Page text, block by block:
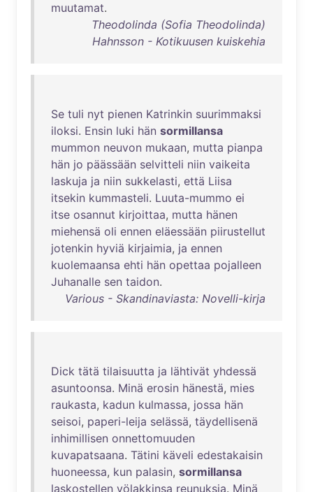
muutamat.
Theodolinda (Sofia Theodolinda)
Hahnsson - Kotikuusen kuiskehia
Se tuli nyt pienen Katrinkin suurimmaksi
iloksi. Ensin luki hän sormillansa
mummon neuvon mukaan, mutta pianpa
hän jo päässään selvitteli niin vaikeita
laskuja ja niin sukkelasti, että Liisa
itsekin kummasteli. Luuta-mummo ei
itse osannut kirjoittaa, mutta hänen
miehensä oli ennen eläessään piirustellut
jotenkin hyviä kirjaimia, ja ennen
kuolemaansa ehti hän opettaa pojalleen
Juhanalle sen taidon.
Various - Skandinaviasta: Novelli-kirja
Dick tätä tilaisuutta ja lähtivät yhdessä
asuntoonsa. Minä erosin hänestä, mies
raukasta, kadun kulmassa, jossa hän
seisoi, paperi-leija selässä, täydellisenä
inhimillisen onnettomuuden
kuvapatsaana. Tätini käveli edestakaisin
huoneessa, kun palasin, sormillansa
laskostellen yölakkinsa reunuksia. Minä